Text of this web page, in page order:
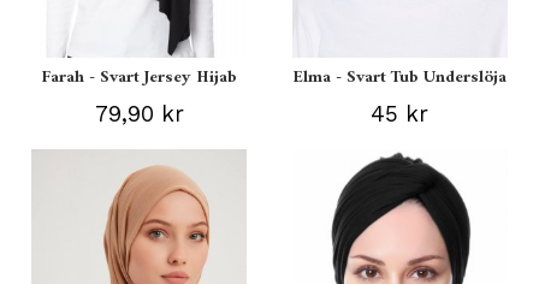
Farah - Svart Jersey Hijab
79,90 kr
Elma - Svart Tub Underslöja
45 kr